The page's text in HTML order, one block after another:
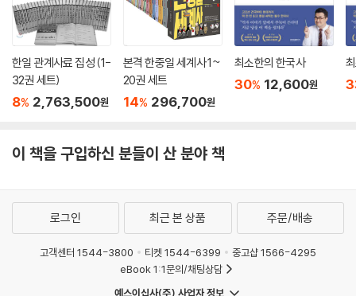
한일 관계사료 집성 (1-
32권 세트)
8% 2,763,500원
본격 한중일 세계사 1~
20권 세트
14% 296,700원
최소한의 한국사
30% 12,600원
이 책을 구입하신 분들이 산 분야 책
로그인 최근 본 상품 주문/배송
고객센터 1544-3800 티켓 1544-6399
중고샵 1566-4295
eBook 1:1문의/채팅상담
예스이십사(주) 사업자 정보